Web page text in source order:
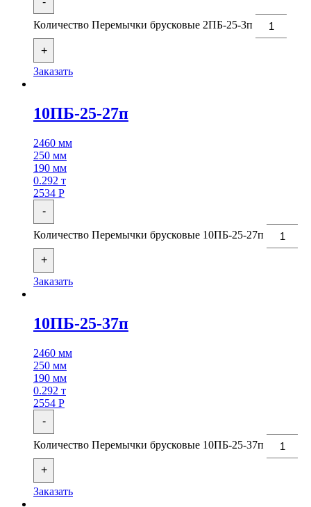
Количество Перемычки брусковые 2ПБ-25-3п
+
Заказать
10ПБ-25-27п
2460 мм
250 мм
190 мм
0.292 т
2534 Р
-
Количество Перемычки брусковые 10ПБ-25-27п
+
Заказать
10ПБ-25-37п
2460 мм
250 мм
190 мм
0.292 т
2554 Р
-
Количество Перемычки брусковые 10ПБ-25-37п
+
Заказать